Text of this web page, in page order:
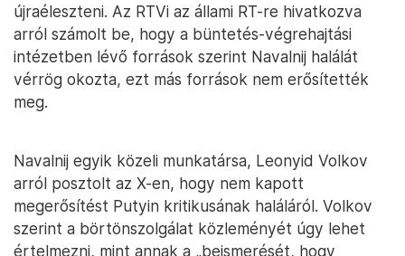
újraéleszteni. Az RTVi az állami RT-re hivatkozva
arról számolt be, hogy a büntetés-végrehajtási
intézetben lévő források szerint Navalnij halálát
vérrög okozta, ezt más források nem erősítették
meg.
Navalnij egyik közeli munkatársa, Leonyid Volkov
arról posztolt az X-en, hogy nem kapott
megerősítést Putyin kritikusának haláláról. Volkov
szerint a börtönszolgálat közleményét úgy lehet
értelmezni, mint annak a „beismerését, hogy